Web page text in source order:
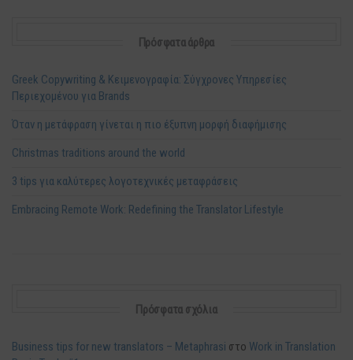
Πρόσφατα άρθρα
Greek Copywriting & Κειμενογραφία: Σύγχρονες Υπηρεσίες
Περιεχομένου για Brands
Όταν η μετάφραση γίνεται η πιο έξυπνη μορφή διαφήμισης
Christmas traditions around the world
3 tips για καλύτερες λογοτεχνικές μεταφράσεις
Embracing Remote Work: Redefining the Translator Lifestyle
Πρόσφατα σχόλια
Business tips for new translators – Metaphrasi στο Work in Translation